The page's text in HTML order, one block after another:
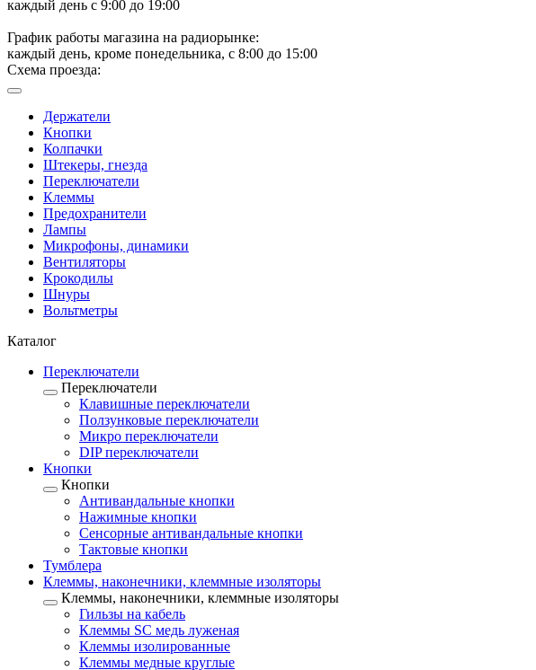
каждый день с 9:00 до 19:00
График работы магазина на радиорынке:
каждый день, кроме понедельника, с 8:00 до 15:00
Схема проезда:
Держатели
Кнопки
Колпачки
Штекеры, гнезда
Переключатели
Клеммы
Предохранители
Лампы
Микрофоны, динамики
Вентиляторы
Крокодилы
Шнуры
Вольтметры
Каталог
Переключатели
Переключатели
Клавишные переключатели
Ползунковые переключатели
Микро переключатели
DIP переключатели
Кнопки
Кнопки
Антивандальные кнопки
Нажимные кнопки
Сенсорные антивандальные кнопки
Тактовые кнопки
Тумблера
Клеммы, наконечники, клеммные изоляторы
Клеммы, наконечники, клеммные изоляторы
Гильзы на кабель
Клеммы SC медь луженая
Клеммы изолированные
Клеммы медные круглые